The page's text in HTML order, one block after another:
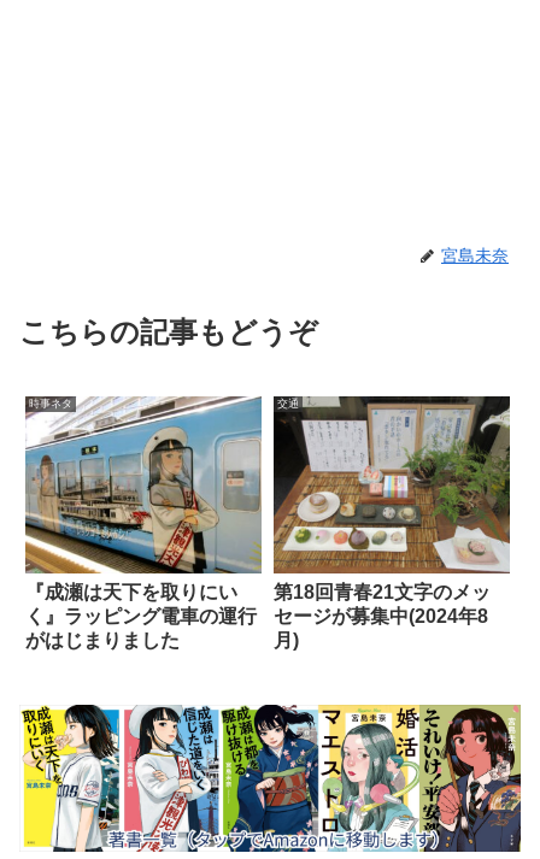
宮島未奈
こちらの記事もどうぞ
時事ネタ
『成瀬は天下を取りにい
く』ラッピング電車の運行
がはじまりました
交通
第18回青春21文字のメッ
セージが募集中(2024年8
月)